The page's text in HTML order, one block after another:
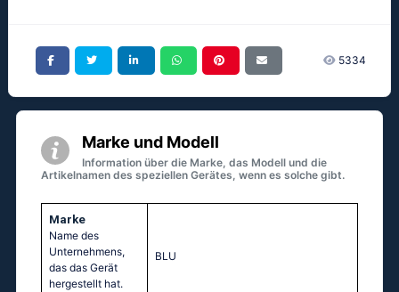
5334
Marke und Modell
Information über die Marke, das Modell und die
Artikelnamen des speziellen Gerätes, wenn es solche gibt.
Marke
Name des
Unternehmens,
das das Gerät
hergestellt hat.
BLU